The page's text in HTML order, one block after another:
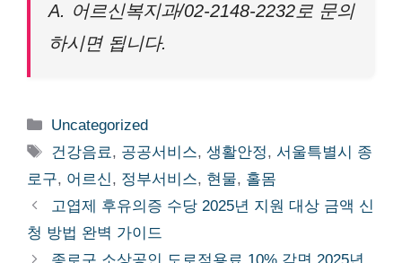
A. 어르신복지과/02-2148-2232로 문의
하시면 됩니다.
Categories
Uncategorized
Tags
건강음료, 공공서비스,생활안정, 서울특별시 종
로구, 어르신, 정부서비스, 현물, 홀몸
고엽제 후유의증 수당 2025년 지원 대상 금액 신
청 방법 완벽 가이드